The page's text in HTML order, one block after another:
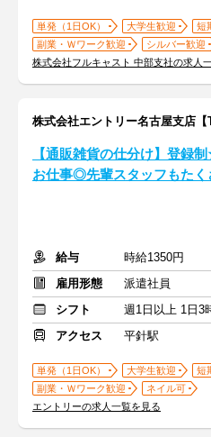
単発（1日OK） 大学生歓迎
短
副業・Ｗワーク歓迎
シルバー歓迎
株式会社フルキャスト 中部支社の求人
株式会社エントリー名古屋支店【
【通販雑貨の仕分け】登録
お仕事◎先輩スタッフもたく
給与
時給1350円
雇用形態
派遣社員
シフト
週1日以上 1日3
アクセス
平針駅
単発（1日OK） 大学生歓迎
短
副業・Ｗワーク歓迎
ネイル可
エントリーの求人一覧を見る